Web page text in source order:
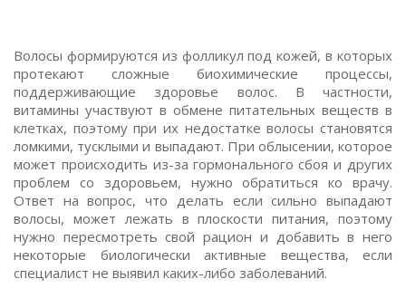
Волосы формируются из фолликул под кожей, в которых
протекают сложные биохимические процессы,
поддерживающие здоровье волос. В частности,
витамины участвуют в обмене питательных веществ в
клетках, поэтому при их недостатке волосы становятся
ломкими, тусклыми и выпадают. При облысении, которое
может происходить из-за гормонального сбоя и других
проблем со здоровьем, нужно обратиться ко врачу.
Ответ на вопрос, что делать если сильно выпадают
волосы, может лежать в плоскости питания, поэтому
нужно пересмотреть свой рацион и добавить в него
некоторые биологически активные вещества, если
специалист не выявил каких-либо заболеваний.